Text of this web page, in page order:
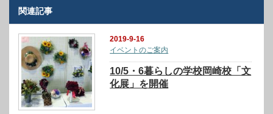
関連記事
2019-9-16
イベントのご案内
10/5・6暮らしの学校岡崎校「文
化展」を開催